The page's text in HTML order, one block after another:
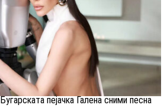
пејачка Галена сними песна